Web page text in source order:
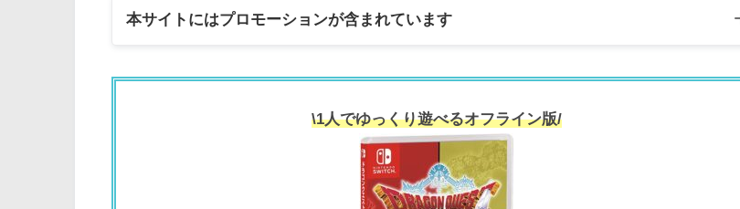
本サイトにはプロモーションが含まれています
\1人でゆっくり遊べるオフライン版/